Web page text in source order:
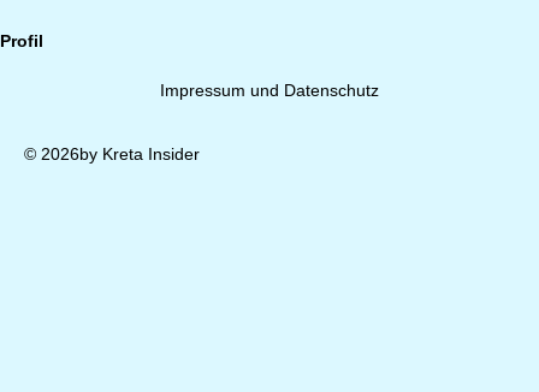
Profil
Impressum und Datenschutz
© 2026by Kreta Insider